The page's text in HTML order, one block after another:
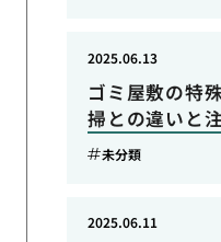
ゴミ屋敷の特
掃との違いと
2025.06.13
未分類
2025.06.11